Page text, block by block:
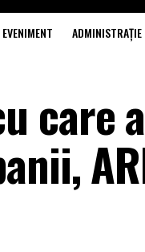
EVENIMENT ADMINISTRAŢIE
care